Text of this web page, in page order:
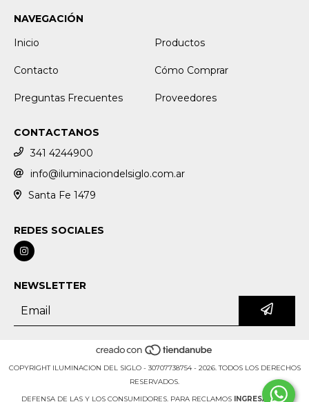
NAVEGACIÓN
Inicio
Productos
Contacto Cómo Comprar
Preguntas Frecuentes Proveedores
CONTACTANOS
341 4244900
info@iluminaciondelsiglo.com.ar
Santa Fe 1479
REDES SOCIALES
NEWSLETTER
COPYRIGHT ILUMINACION DEL SIGLO - 30707738754 - 2026. TODOS LOS DERECHOS
RESERVADOS.
DEFENSA DE LAS Y LOS CONSUMIDORES. PARA RECLAMOS
INGRESÁ ACÁ.